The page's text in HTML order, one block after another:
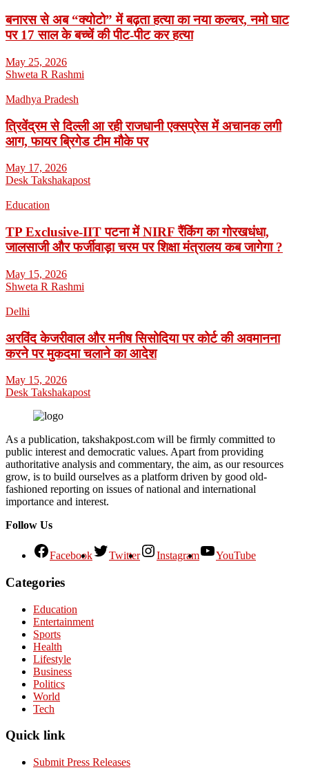
बनारस से अब “क्योटो” में बढ़ता हत्या का नया कल्चर, नमो घाट
पर 17 साल के बच्चें की पीट-पीट कर हत्या
May 25, 2026
Shweta R Rashmi
Madhya Pradesh
त्रिवेंद्रम से दिल्ली आ रही राजधानी एक्सप्रेस में अचानक लगी
आग, फायर ब्रिगेड टीम मौके पर
May 17, 2026
Desk Takshakapost
Education
TP Exclusive-IIT पटना में NIRF रैंकिंग का गोरखधंधा,
जालसाजी और फर्जीवाड़ा चरम पर शिक्षा मंत्रालय कब जागेगा ?
May 15, 2026
Shweta R Rashmi
Delhi
अरविंद केजरीवाल और मनीष सिसोदिया पर कोर्ट की अवमानना
करने पर मुकदमा चलाने का आदेश
May 15, 2026
Desk Takshakapost
As a publication, takshakpost.com will be firmly committed to
public interest and democratic values. Apart from providing
authoritative analysis and commentary, the aim, as our resources
grow, is to build ourselves as a platform driven by good old-
fashioned reporting on issues of national and international
importance and interest.
Follow Us
Facebook Twitter Instagram YouTube
Categories
Education
Entertainment
Sports
Health
Lifestyle
Business
Politics
World
Tech
Quick link
Submit Press Releases